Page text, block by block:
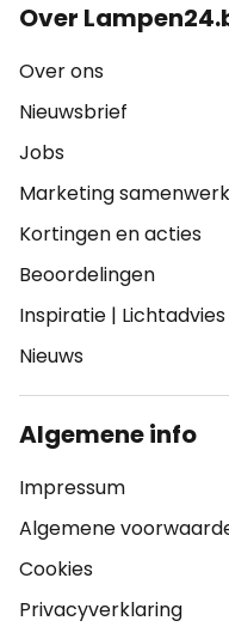
Over
Over ons
Nieuwsbrief
Jobs
Marketing
Kortingen en acties
Beoordelingen
Inspiratie | Lichtadvies
Nieuws
Algemene info
Impressum
Algemene
Cookies
Privacyverklaring